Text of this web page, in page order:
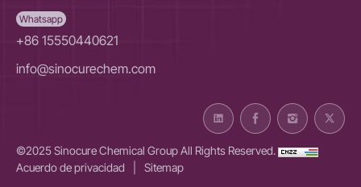
Whatsapp
+86 15550440621
info@sinocurechem.com
©2025 Sinocure Chemical Group All Rights Reserved.
Acuerdo de privacidad
Sitemap